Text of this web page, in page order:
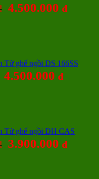
4.500.000 đ
Tử ghế ngồi DS 166SS
4.500.000 đ
Tử ghế ngồi DH CAS
3.900.000 đ